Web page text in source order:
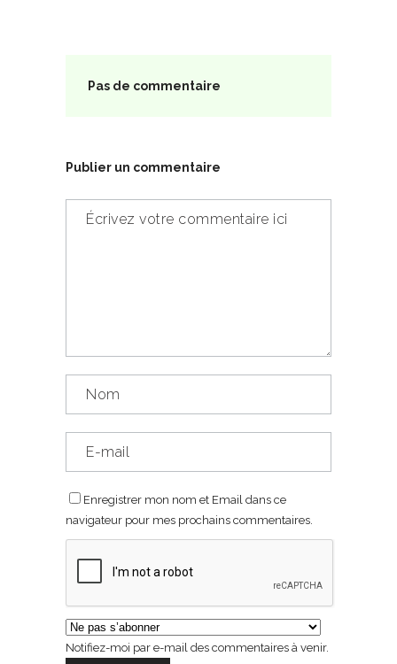
Pas de commentaire
Publier un commentaire
Enregistrer mon nom et Email dans ce
navigateur pour mes prochains commentaires.
Notifiez-moi par e-mail des commentaires à venir.